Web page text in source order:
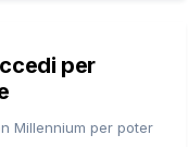
per
Millennium per poter